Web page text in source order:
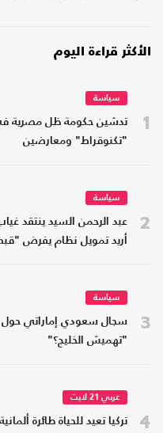
الأكثر قراءة اليوم
1
سياسة
تدشين حكومة ظل مصرية في
"تكنوقراط" ومعارضين
2
سياسة
عبد الرحمن السيد ينتقد
أريد تمويل نظام يفرض
3
سياسة
سجال سعودي إماراتي
"تهميش الخليج؟"
4
عربي 21 لايت
تركيا تعيد للحياة طائرة